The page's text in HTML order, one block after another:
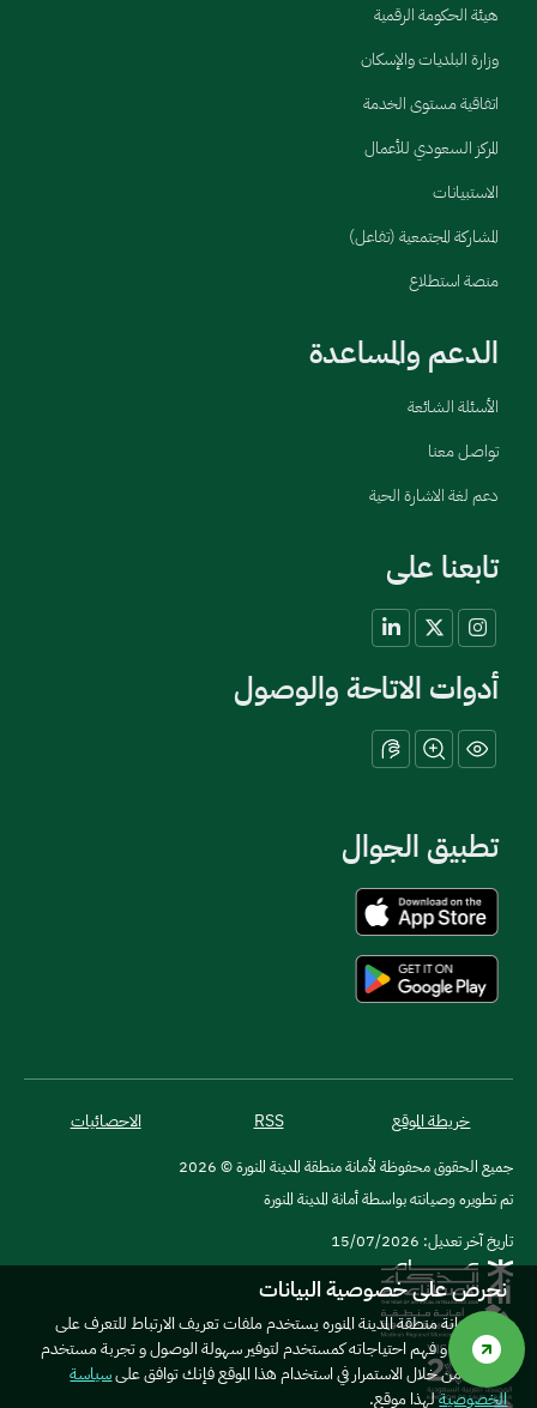
هيئة الحكومة الرقمية
وزارة البلديات والإسكان
اتفاقية مستوى الخدمة
المركز السعودي للأعمال
الاستبيانات
المشاركة المجتمعية (تفاعل)
منصة استطلاع
الدعم والمساعدة
الأسئلة الشائعة
تواصل معنا
دعم لغة الاشارة الحية
تابعنا على
أدوات الاتاحة والوصول
تطبيق الجوال
خريطة الموقع RSS الاحصائيات
جميع الحقوق محفوظة لأمانة منطقة المدينة المنورة © 2026
تم تطويره وصيانته بواسطة أمانة المدينة المنورة
تاريخ آخر تعديل: 15/07/2026
نحرص على خصوصية البيانات
موقع امانة منطقة المدينة المنوره يستخدم ملفات تعريف الارتباط للتعرف على
المستخدم و فهم احتياجاته كمستخدم لتوفير سهولة الوصول و تجربة مستخدم
أفضل. من خلال الاستمرار في استخدام هذا الموقع فإنك توافق علىسياسة
الخصوصيةلهذا موقع.